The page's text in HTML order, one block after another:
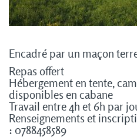
Encadré par un maçon
Repas offert
Hébergement en tente,
disponiblesen cabane
Travail entre 4h et 6h par
Renseignements et
: 0788458589